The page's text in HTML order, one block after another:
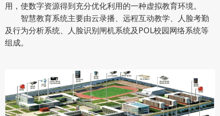
用，使数字资源得到充分优化利用的一种虚拟教育环境。
智慧教育系统主要由云录播、远程互动教学、人脸考勤
及行为分析系统、人脸识别闸机系统及POL校园网络系统等
组成。